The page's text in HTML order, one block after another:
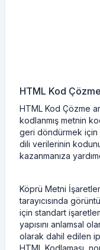
HTML Kod
HTML Kod Çözme
kodlanmış metnin
geri döndürmek için
dili verilerinin
kazanmanıza
Köprü Metni
tarayıcısında
için standart
yapısını anlamsal
olarak dahil edilen
HTML Kodlaması,